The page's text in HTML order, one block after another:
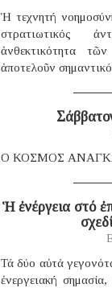
Ἡ τεχνητή
στρατιωτικός
ἀνθεκτικότητα
ἀποτελοῦν
Ο ΚΟΣΜΟΣ
Ἡ ἐνέργεια στό
Τά δύο αὐτά
ἐνεργειακή